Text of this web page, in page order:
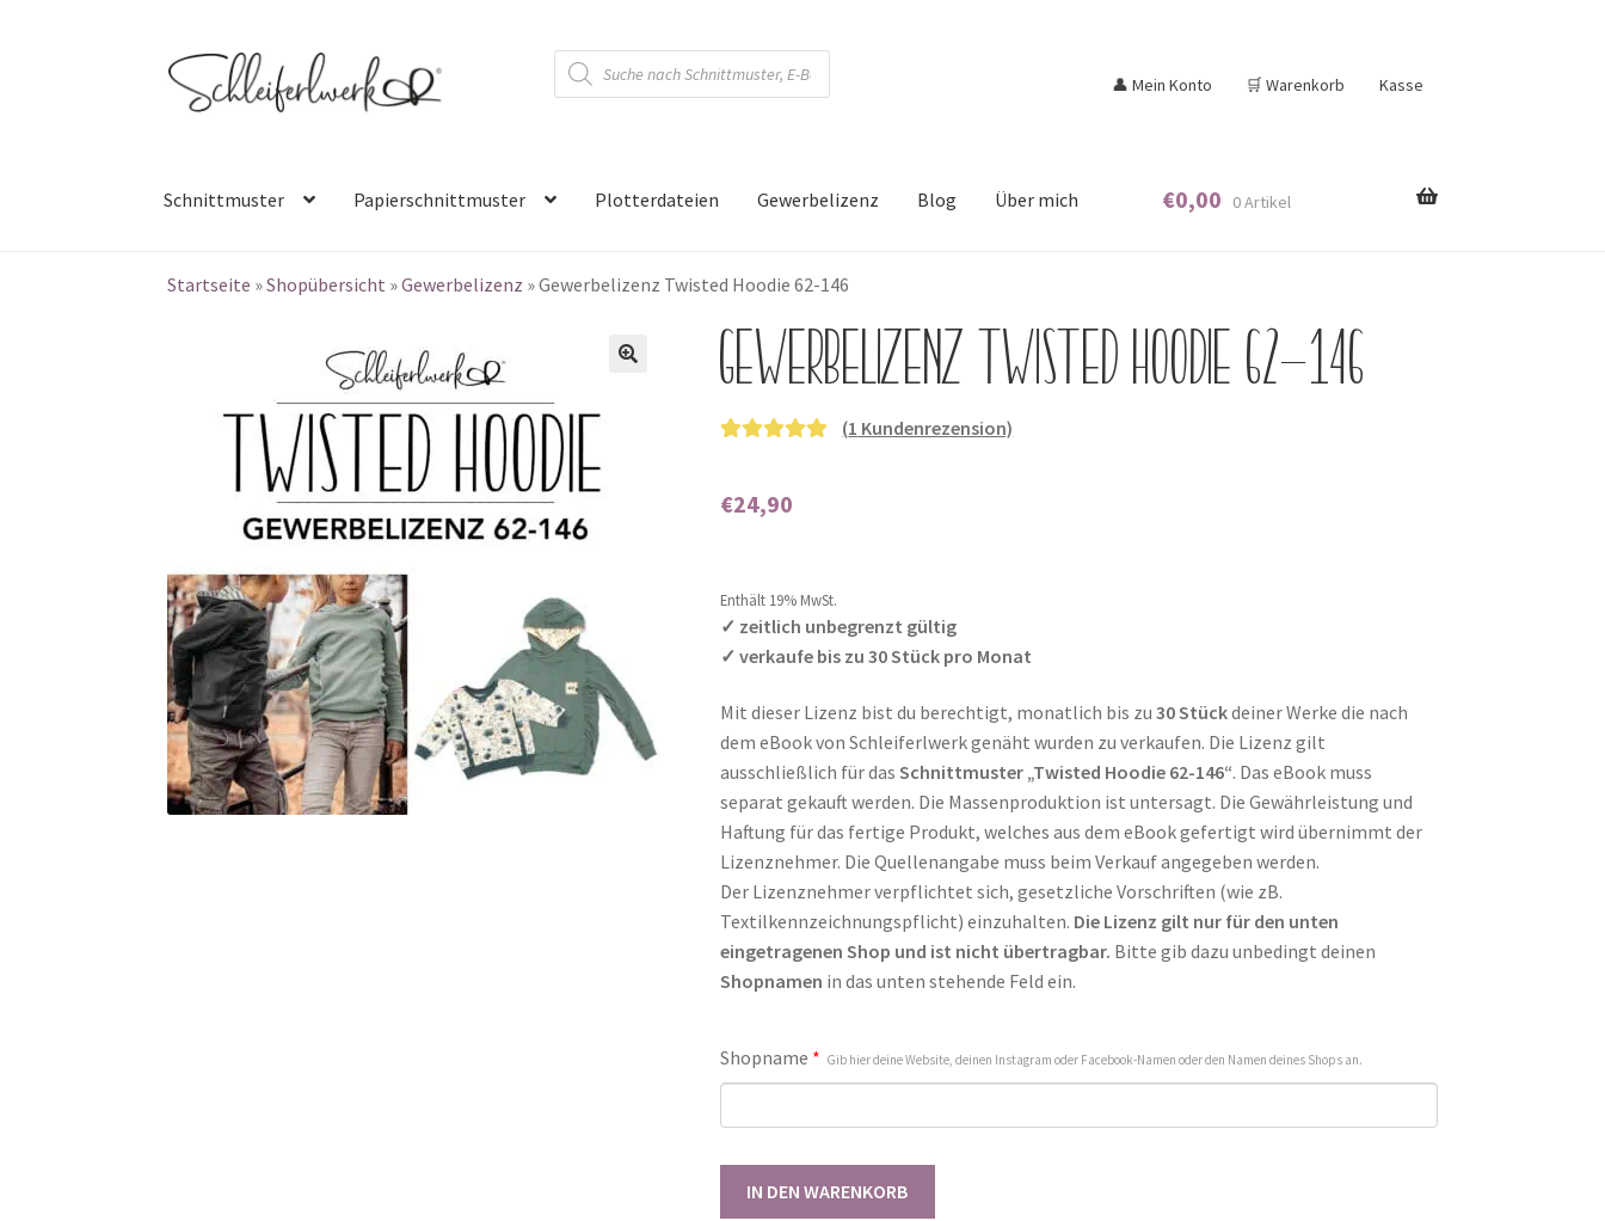
Zur
Navigation
Zum
Inhalt
👤 Mein Konto 🛒 Warenkorb Kasse
Products
search
Schnittmuster Papierschnittmuster Plotterdateien Gewerbelizenz Blog Über mich €0,00 0 Artikel
Startseite »Shopübersicht »Gewerbelizenz »Gewerbelizenz Twisted Hoodie 62-146
Gewerbelizenz Twisted Hoodie 62-146
basierend auf
(1 Kundenrezension)
€24,90
Enthält 19% MwSt.
✓ zeitlich unbegrenzt gültig
✓ verkaufe bis zu 30 Stück pro Monat
Mit dieser Lizenz bist du berechtigt, monatlich bis zu 30 Stückdeiner Werke die nach
dem eBook von Schleiferlwerk genäht wurden zu verkaufen. Die Lizenz gilt
ausschließlich für das Schnittmuster „Twisted Hoodie 62-146“. Das eBook muss
separat gekauft werden. Die Massenproduktion ist untersagt. Die Gewährleistung und
Haftung für das fertige Produkt, welches aus dem eBook gefertigt wird übernimmt der
Lizenznehmer. Die Quellenangabe muss beim Verkauf angegeben werden.
Der Lizenznehmer verpflichtet sich, gesetzliche Vorschriften (wie zB.
Textilkennzeichnungspflicht) einzuhalten. Die Lizenz gilt nur für den unten
eingetragenen Shop und ist nicht übertragbar. Bitte gib dazu unbedingt deinen
Shopnamen in das unten stehende Feld ein.
Shopname * Gib hier deine Website, deinen Instagram oder Facebook-Namen oder den Namen deines Shops an.
IN DEN WARENKORB